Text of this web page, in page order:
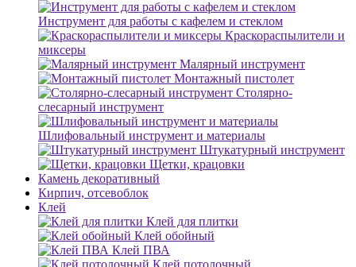
Инструмент для работы с кафелем и стеклом
Краскораспылители и
миксеры
Малярный инструмент
Монтажный пистолет
Столярно-
слесарный инструмент
Шлифовальный инструмент и материалы
Штукатурный инструмент
Щетки, крацовки
Камень декоративный
Кирпич, отсевоблок
Клей
Клей для плитки
Клей обойный
Клей ПВА
Клей потолочный